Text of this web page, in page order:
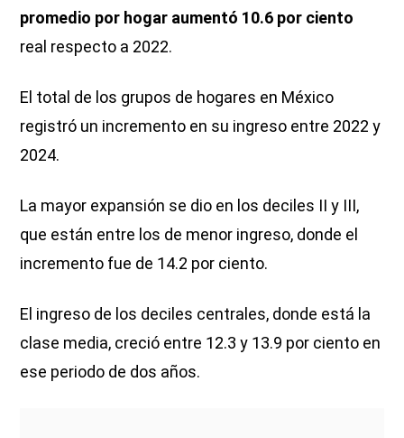
promedio por hogar aumentó 10.6 por ciento
real respecto a 2022.
El total de los grupos de hogares en México
registró un incremento en su ingreso entre 2022 y
2024.
La mayor expansión se dio en los deciles II y III,
que están entre los de menor ingreso, donde el
incremento fue de 14.2 por ciento.
El ingreso de los deciles centrales, donde está la
clase media, creció entre 12.3 y 13.9 por ciento en
ese periodo de dos años.